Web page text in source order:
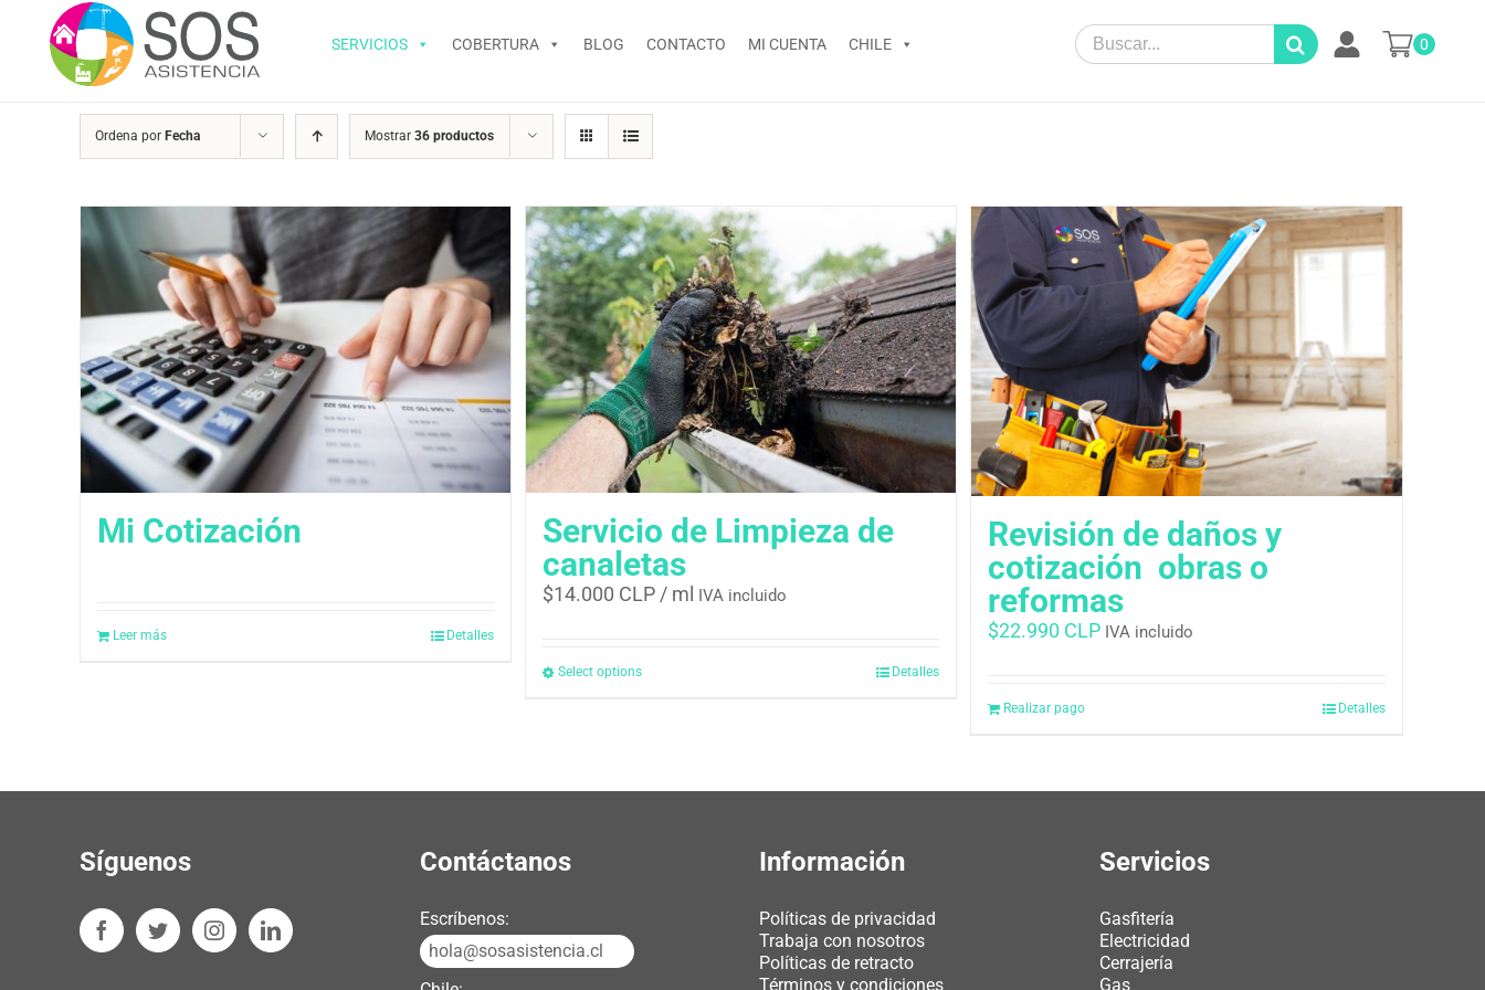
contenido
SERVICIOS COBERTURA BLOG CONTACTO MI CUENTA CHILE
Search
for:
0
Ordena por Fecha Mostrar 36 productos
Mi Cotización
Leer más Detalles
Servicio de Limpieza de
canaletas
$14.000 CLP / ml IVA incluido
Select options Detalles
Revisión de daños y
cotización  obras o
reformas
$22.990 CLP IVA incluido
Realizar pago Detalles
Síguenos Contáctanos
Escríbenos:
hola@sosasistencia.cl
Información
Políticas de privacidad
Trabaja con nosotros
Políticas de retracto
Términos y condiciones
Servicios
Gasfitería
Electricidad
Cerrajería
Gas